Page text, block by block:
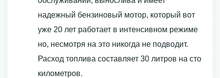
надежный бензиновый мотор, который вот
уже 20 лет работает в интенсивном режиме
но, несмотря на это никогда не подводит.
Расход топлива составляет 30 литров на сто
километров.